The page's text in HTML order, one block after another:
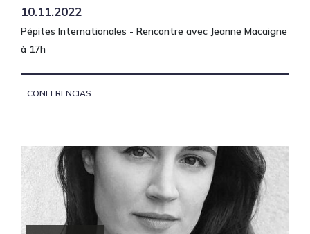
10.11.2022
Pépites Internationales - Rencontre avec Jeanne Macaigne
à 17h
CONFERENCIAS